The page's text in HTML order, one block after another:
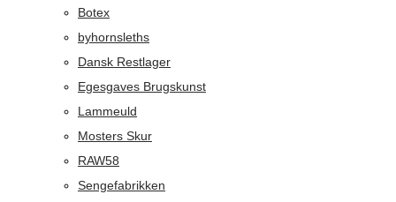
Botex
byhornsleths
Dansk Restlager
Egesgaves Brugskunst
Lammeuld
Mosters Skur
RAW58
Sengefabrikken